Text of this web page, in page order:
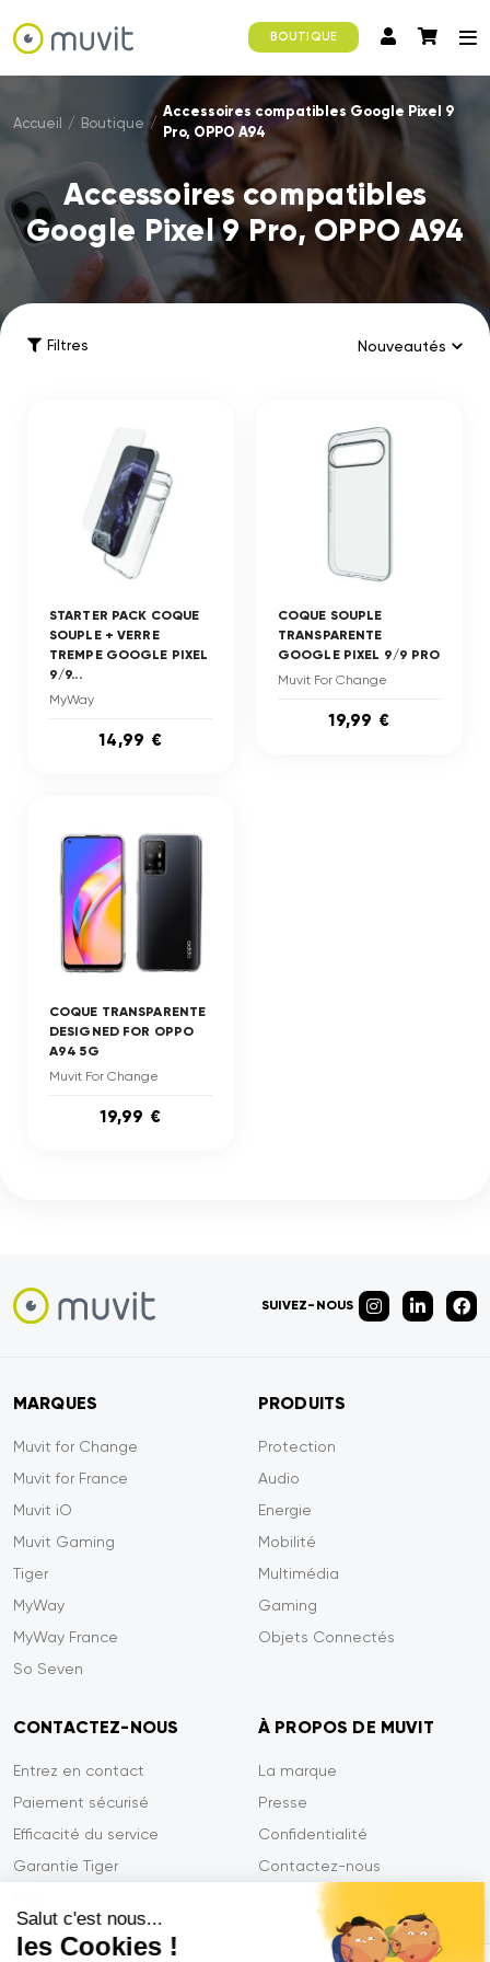
Salut c'est nous...
les Cookies !
BOUTIQUE
Accueil / Boutique /
Accessoires compatibles Google Pixel 9
Pro, OPPO A94
Accessoires compatibles
Google Pixel 9 Pro, OPPO A94
Filtres
STARTER PACK COQUE
SOUPLE + VERRE
TREMPE GOOGLE PIXEL
9/9...
MyWay
14,99 €
COQUE SOUPLE
TRANSPARENTE
GOOGLE PIXEL 9/9 PRO
Muvit For Change
19,99 €
COQUE TRANSPARENTE
DESIGNED FOR OPPO
A94 5G
Muvit For Change
19,99 €
SUIVEZ-NOUS
MARQUES
Muvit for Change
Muvit for France
Muvit iO
Muvit Gaming
Tiger
MyWay
MyWay France
So Seven
PRODUITS
Protection
Audio
Energie
Mobilité
Multimédia
Gaming
Objets Connectés
CONTACTEZ-NOUS
Entrez en contact
Paiement sécurisé
Efficacité du service
Garantie Tiger
À PROPOS DE MUVIT
La marque
Presse
Confidentialité
Contactez-nous